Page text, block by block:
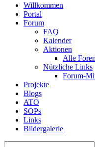
Willkommen
Portal
Forum
FAQ
Kalender
Aktionen
Alle
Nützliche Links
Forum-
Projekte
Blogs
ATO
SOPs
Links
Bildergalerie